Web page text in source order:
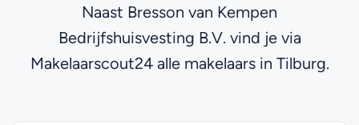
Naast Bresson van Kempen
Bedrijfshuisvesting B.V. vind je via
Makelaarscout24 alle makelaars in Tilburg.